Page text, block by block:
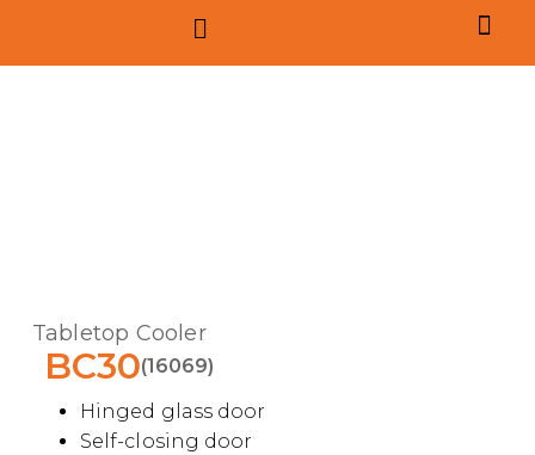
Tabletop Cooler
BC30(16069)
Hinged glass door
Self-closing door